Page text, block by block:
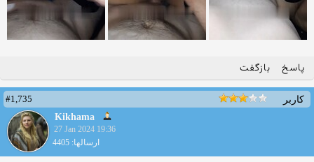
پاسخ بازگفت
کاربر
#1,735
Kikhama
27 Jan 2024 19:36
ارسالها: 4405